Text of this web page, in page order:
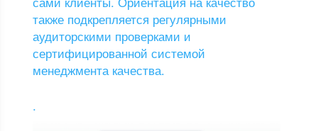
также подкрепляется регулярными
аудиторскими проверками и
сертифицированной системой
менеджмента качества.
.